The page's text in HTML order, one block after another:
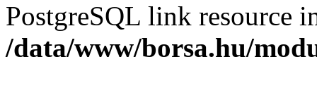
PostgreSQL link resource
/data/www/borsa.hu/